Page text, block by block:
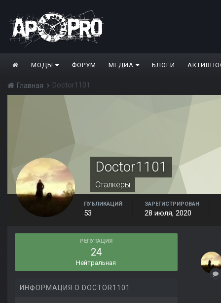
МОДЫ ФОРУМ МЕДИА БЛОГИ
Главная Doctor1101
Doctor1101
Сталкеры
ПУБЛИКАЦИЙ
53
ЗАРЕГИСТРИРОВАН
28 июля, 2020
РЕПУТАЦИЯ
24
Нейтральная
ИНФОРМАЦИЯ О DOCTOR1101